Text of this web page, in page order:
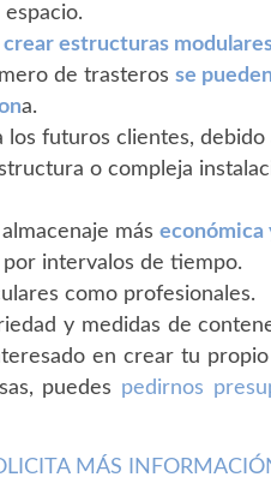
crear estructuras
de trasteros se
a.
los futuros clientes,
o compleja
más económica
por intervalos de tiempo.
como profesionales.
y medidas de
en crear tu
puedes pedirnos
MÁS